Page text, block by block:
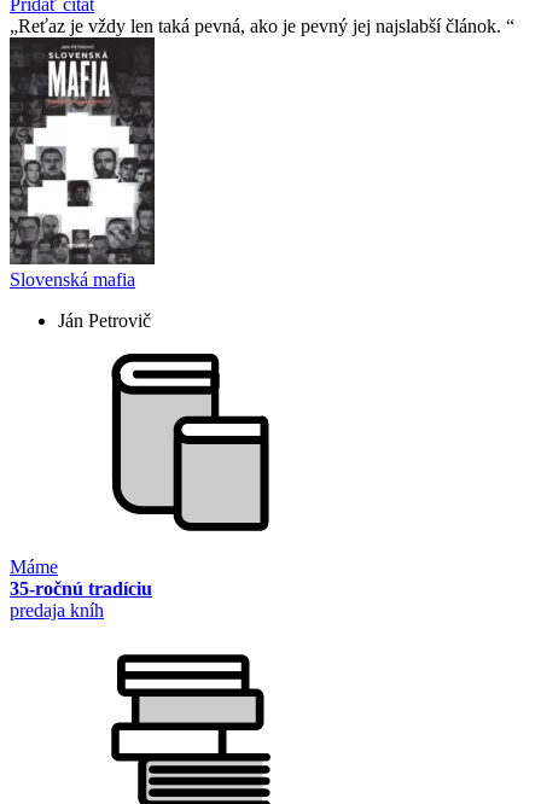
Pridať citát
Reťaz je vždy len taká pevná, ako je pevný jej najslabší­ článok.
Slovenská mafia
Ján Petrovič
Máme
35-ročnú tradíciu
predaja kníh